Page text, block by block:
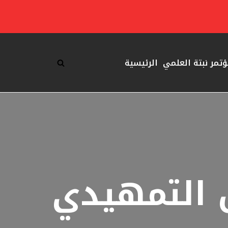
نبتة العلمي الرئيسية
التمهيدي